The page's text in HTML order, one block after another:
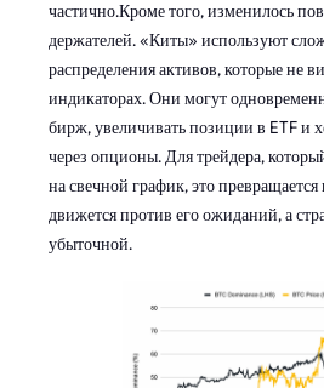
частично.Кроме того, изменилось
держателей. «Киты» используют
распределения активов, которые не
индикаторах. Они могут
бирж, увеличивать позиции в ETF и
через опционы. Для трейдера,
на свечной график, это
движется против его ожиданий, а
убыточной.